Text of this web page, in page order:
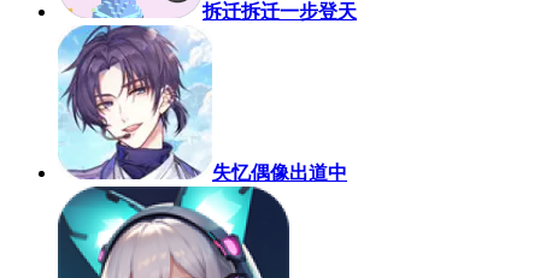
拆迁拆迁一步登天
失忆偶像出道中